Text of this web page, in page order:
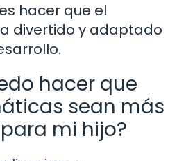
hacer que el
divertido y adaptado
hacer que
sean más
mi hijo?